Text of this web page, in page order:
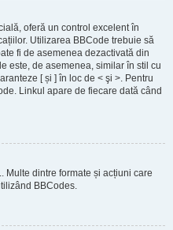
oferă un control excelent în
Utilizarea BBCode trebuie să
fi de asemenea dezactivată din
este, de asemenea, similar în stil cu
[ și ] în loc de < şi >. Pentru
Linkul apare de fiecare dată când
Multe dintre formate și acțiuni care
BBCodes.